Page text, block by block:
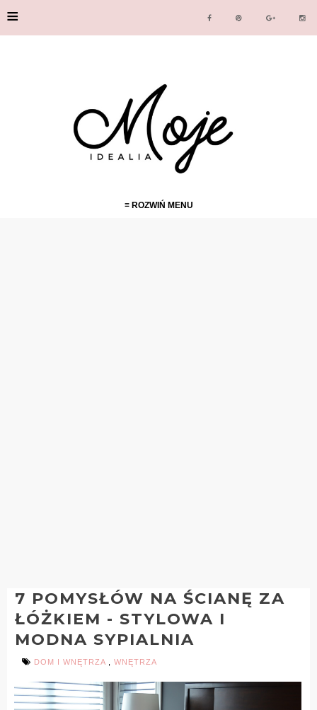
≡
≡ ROZWIŃ MENU
7 POMYSŁÓW NA ŚCIANĘ ZA
ŁÓŻKIEM - STYLOWA I
MODNA SYPIALNIA
DOM I WNĘTRZA WNĘTRZA